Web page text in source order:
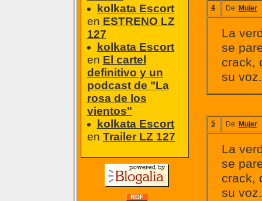
kolkata Escort
en ESTRENO LZ
127
kolkata Escort
en El cartel
definitivo y un
podcast de "La
rosa de los
vientos"
kolkata Escort
en Trailer LZ 127
4 De: Mujer
La
se
crack,
su voz.
5 De: Mujer
La
se
crack,
su voz.